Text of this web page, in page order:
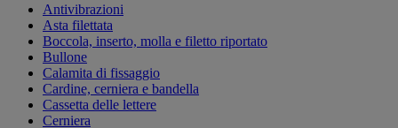
Antivibrazioni
Asta filettata
Boccola, inserto, molla e filetto riportato
Bullone
Calamita di fissaggio
Cardine, cerniera e bandella
Cassetta delle lettere
Cerniera